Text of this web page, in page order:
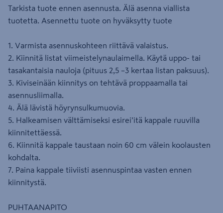
Tarkista tuote ennen asennusta. Älä asenna viallista
tuotetta. Asennettu tuote on hyväksytty tuote
1. Varmista asennuskohteen riittävä valaistus.
2. Kiinnitä listat viimeistelynaulaimella. Käytä uppo- tai
tasakantaisia nauloja (pituus 2,5 –3 kertaa listan paksuus).
3. Kiviseinään kiinnitys on tehtävä proppaamalla tai
asennusliimalla.
4. Älä lävistä höyrynsulkumuovia.
5. Halkeamisen välttämiseksi esirei’itä kappale ruuvilla
kiinnitettäessä.
6. Kiinnitä kappale taustaan noin 60 cm välein koolausten
kohdalta.
7. Paina kappale tiiviisti asennuspintaa vasten ennen
kiinnitystä.
PUHTAANAPITO